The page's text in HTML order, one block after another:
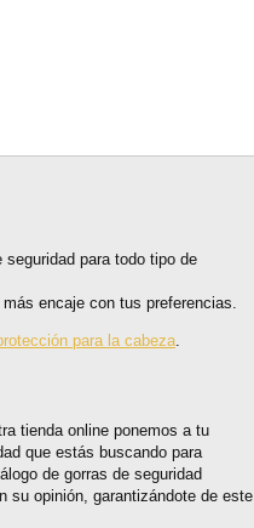
para todo tipo de
encaje con tus preferencias.
para la cabeza
tienda online ponemos a tu
que estás buscando para
de gorras de seguridad
su opinión, garantizándote de este